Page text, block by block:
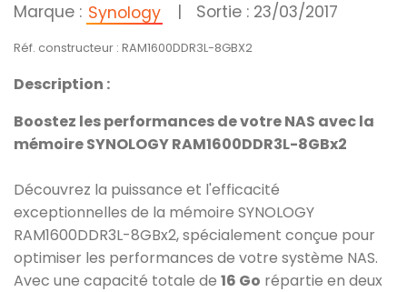
Marque : Synology | Sortie : 23/03/2017
Réf. constructeur : RAM1600DDR3L-8GBX2
Description :
Boostez les performances de votre NAS avec la
mémoire SYNOLOGY RAM1600DDR3L-8GBx2
Découvrez la puissance et l'efficacité
exceptionnelles de la mémoire SYNOLOGY
RAM1600DDR3L-8GBx2, spécialement conçue pour
optimiser les performances de votre système NAS.
Avec une capacité totale de 16 Go répartie en deux